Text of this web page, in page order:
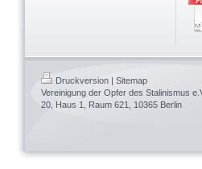
Druckversion | Sitemap
Vereinigung der Opfer des Stalinismus
20, Haus 1, Raum 621, 10365 Berlin